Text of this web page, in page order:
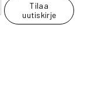
Tilaa
uutiskirje